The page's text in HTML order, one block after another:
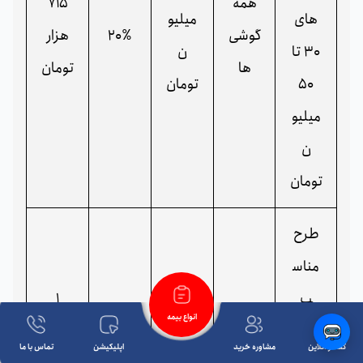
های
30 تا
50
میلیو
ن
تومان
گوشی‌
ها
میلیو
ن
تومان
20٪
هزار
تومان
طرح
مناس
ب
گوشی‌
همه
100
1
میلیو
گفتگو آنلاین مشاوره خرید
انواع بیمه
اپلیکیشن تماس با ما